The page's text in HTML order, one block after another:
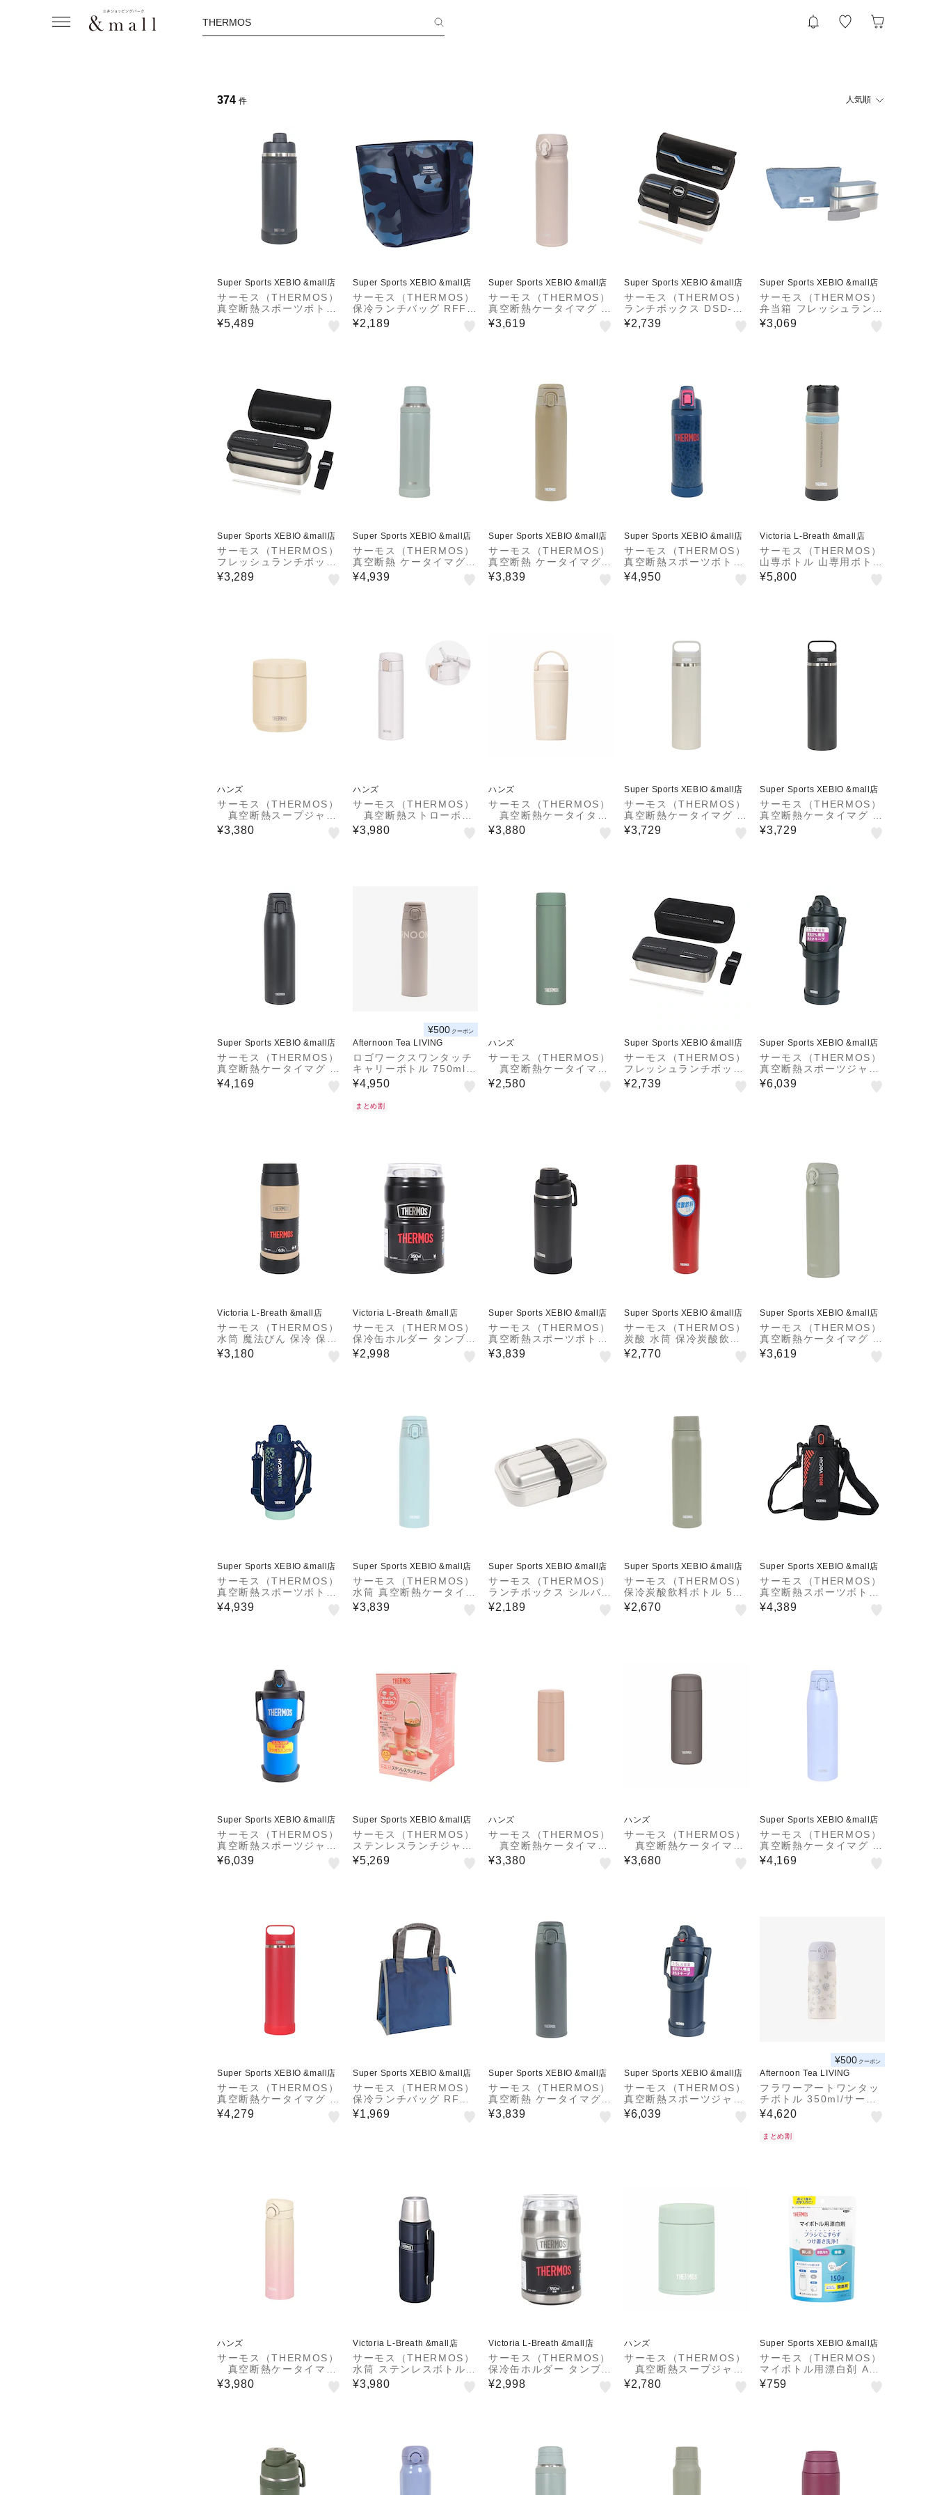
THERMOS
374 件 人気順
Super Sports XEBIO &mall店
サーモス（THERMOS）
真空断熱スポーツボトル
FJU-2001 MTBK
¥5,489
Super Sports XEBIO &mall店
サーモス（THERMOS）
保冷ランチバッグ RFF-
007 NV-C
¥2,189
Super Sports XEBIO &mall店
サーモス（THERMOS）
真空断熱ケータイマグ 5
00ml JNL-S500 MSBE
水筒 保温 保冷 食洗器対
¥3,619
Super Sports XEBIO &mall店
サーモス（THERMOS）
ランチボックス DSD-11
04W L-BK 食洗器対応
弁当箱 ベルト付き 箸付
¥2,739
Super Sports XEBIO &mall店
サーモス（THERMOS）
弁当箱 フレッシュランチ
ボックス 青 DSA-605W
GNV 二段 スリム ステン
¥3,069
Super Sports XEBIO &mall店
サーモス（THERMOS）
フレッシュランチボック
ス DSD-1105W D-BK
¥3,289
Super Sports XEBIO &mall店
サーモス（THERMOS）
真空断熱 ケータイマグ
グリーン 1.5L JOY-150
0 ASG ステンレス 魔法
¥4,939
Super Sports XEBIO &mall店
サーモス（THERMOS）
真空断熱 ケータイマグ 7
50ml JOS-750 BE
¥3,839
Super Sports XEBIO &mall店
サーモス（THERMOS）
真空断熱スポーツボトル
限定ルート 1L FJI-1001
NV-P
¥4,950
Victoria L-Breath &mall店
サーモス（THERMOS）
山専ボトル 山専用ボトル
水筒 ステンレスボトル 5
00ml FFX-502 GYBW
¥5,800
ハンズ
サーモス（THERMOS）
真空断熱スープジャ
ー JED－300 IV ア
イボリー
¥3,380
ハンズ
サーモス（THERMOS）
真空断熱ストローボト
ル FKA－500 WH
ホワイト
¥3,980
ハンズ
サーモス（THERMOS）
真空断熱ケータイタン
ブラー JOVー321 IV
アイボリー
¥3,880
Super Sports XEBIO &mall店
サーモス（THERMOS）
真空断熱ケータイマグ J
OW-600 SNDS
¥3,729
Super Sports XEBIO &mall店
サーモス（THERMOS）
真空断熱ケータイマグ J
OW-600 SMB
¥3,729
Super Sports XEBIO &mall店
サーモス（THERMOS）
真空断熱ケータイマグ J
OS-1001 CHL
¥4,169
¥500 クーポン
Afternoon Tea LIVING
ロゴワークスワンタッチ
キャリーボトル 750ml/
サーモス
¥4,950
まとめ割
ハンズ
サーモス（THERMOS）
真空断熱ケータイマ
グ JOJ－181 G 緑
¥2,580
Super Sports XEBIO &mall店
サーモス（THERMOS）
フレッシュランチボック
ス DSD-705 D-BK
¥2,739
Super Sports XEBIO &mall店
サーモス（THERMOS）
真空断熱スポーツジャグ
FJQ-2501 BK-J
¥6,039
Victoria L-Breath &mall店
サーモス（THERMOS）
水筒 魔法びん 保冷 保温
真空断熱ケータイマグ R
OB-003 SDBE サンドベ
¥3,180
Victoria L-Breath &mall店
サーモス（THERMOS）
保冷缶ホルダー タンブラ
ー 保冷 保温 350ml缶用
ROD-0021 MTBK
¥2,998
Super Sports XEBIO &mall店
サーモス（THERMOS）
真空断熱スポーツボトル
750ml FJU-750 BK
¥3,839
Super Sports XEBIO &mall店
サーモス（THERMOS）
炭酸 水筒 保冷炭酸飲料
ボトル 770ml FJK-750
R
¥2,770
Super Sports XEBIO &mall店
サーモス（THERMOS）
真空断熱ケータイマグ 5
00ml JNL-S500 OG 水
筒 保温 保冷 食洗器対応
¥3,619
Super Sports XEBIO &mall店
サーモス（THERMOS）
真空断熱スポーツボトル
1L FJS-1000F NVMT
¥4,939
Super Sports XEBIO &mall店
サーモス（THERMOS）
水筒 真空断熱ケータイマ
グ 750ml JOS-750 MB
L
¥3,839
Super Sports XEBIO &mall店
サーモス（THERMOS）
ランチボックス シルバー
800ml DAA-800 SL ふ
っ素 アルミ製 1段弁当
¥2,189
Super Sports XEBIO &mall店
サーモス（THERMOS）
保冷炭酸飲料ボトル 500
ml FJK-500 KKI
¥2,670
Super Sports XEBIO &mall店
サーモス（THERMOS）
真空断熱スポーツボトル
800ml FJS-800F BKO
R
¥4,389
Super Sports XEBIO &mall店
サーモス（THERMOS）
真空断熱スポーツジャグ
2.5L FJQ-2500 BL
¥6,039
Super Sports XEBIO &mall店
サーモス（THERMOS）
ステンレスランチジャー
ピンク JBC-801 CP 保
温 食洗器対応 電子レン
¥5,269
ハンズ
サーモス（THERMOS）
真空断熱ケータイマ
グ JOQ－351 DTP
ダスティピンク
¥3,380
ハンズ
サーモス（THERMOS）
真空断熱ケータイマ
グ JPB－500 FOBW
フォギーブラウン
¥3,680
Super Sports XEBIO &mall店
サーモス（THERMOS）
真空断熱ケータイマグ J
OS-1001 BLLV
¥4,169
Super Sports XEBIO &mall店
サーモス（THERMOS）
真空断熱ケータイマグ J
OW-1000 R
¥4,279
Super Sports XEBIO &mall店
サーモス（THERMOS）
保冷ランチバッグ RFC-
005 DB
¥1,969
Super Sports XEBIO &mall店
サーモス（THERMOS）
真空断熱 ケータイマグ J
OS-750 DGY
¥3,839
Super Sports XEBIO &mall店
サーモス（THERMOS）
真空断熱スポーツジャグ
FJQ-2501 NVY
¥6,039
¥500 クーポン
Afternoon Tea LIVING
フラワーアートワンタッ
チボトル 350ml/サーモ
ス
¥4,620
まとめ割
ハンズ
サーモス（THERMOS）
真空断熱ケータイマ
グ JNR－503LTD IV
－P アイボリーピンク
¥3,980
Victoria L-Breath &mall店
サーモス（THERMOS）
水筒 ステンレスボトル
真空断熱ボトル 1.2L R
OB-001 MDB ミッドナ
¥3,980
Victoria L-Breath &mall店
サーモス（THERMOS）
保冷缶ホルダー タンブラ
ー 保冷 保温 350ml缶用
ROD-0021 S
¥2,998
ハンズ
サーモス（THERMOS）
真空断熱スープジャ
ー JEG－200 LTG
ライトグリーン
¥2,780
Super Sports XEBIO &mall店
サーモス（THERMOS）
マイボトル用漂白剤 APR
-150
¥759